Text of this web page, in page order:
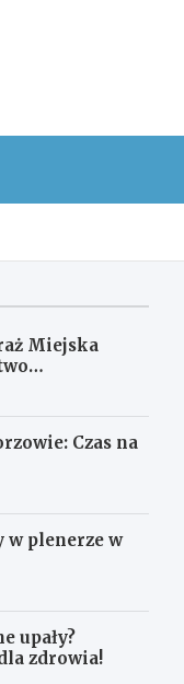
Miejska
Czas na
plenerze w
upały?
zdrowia!